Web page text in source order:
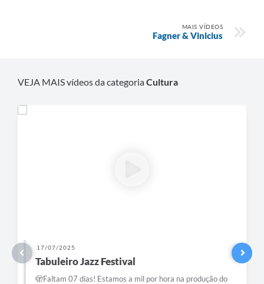
MAIS VÍDEOS
Fagner & Vinicius
VEJA MAIS vídeos da categoriaCultura
17/07/2025
Tabuleiro Jazz Festival
🫣Faltam 07 dias! Estamos a mil por hora na produção do